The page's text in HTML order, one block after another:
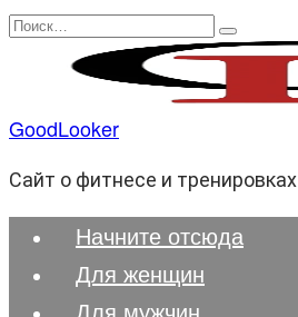
Перейти
содержанию
Search
GoodLooker
Сайт о фитнесе и тренировках
Начните отсюда
Для женщин